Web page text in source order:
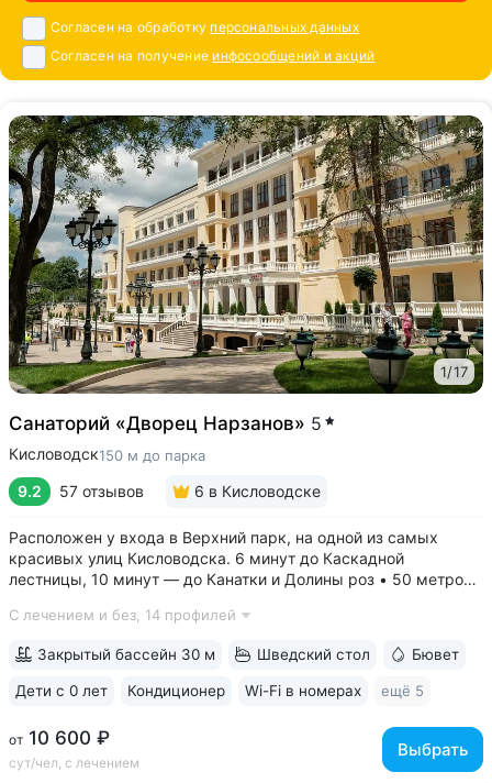
Согласен на обработку персональных данных
Согласен на получение инфосообщений и акций
1/17
Санаторий «Дворец Нарзанов» 5
Кисловодск150 м до парка
9.2 57 отзывов 6 в Кисловодске
Расположен у входа в Верхний парк, на одной из самых
красивых улиц Кисловодска. 6 минут до Каскадной
лестницы, 10 минут — до Канатки и Долины роз • 50 метров
(Кисловодск), «Славяновская» (Железноводск), «Ессентуки
С лечением и без, 14 профилей
от 10 600 ₽
сут/чел, с лечением
Выбрать
Закрытый бассейн 30 м Шведский стол Бювет
Дети с 0 лет Кондиционер Wi-Fi в номерах ещё 5